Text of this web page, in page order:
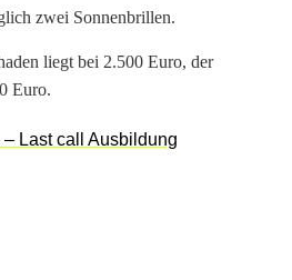
zwei Sonnenbrillen.
liegt bei 2.500 Euro, der
Euro.